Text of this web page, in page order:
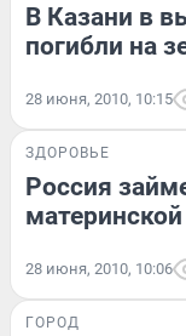
В Казани в
погибли на
28 июня, 2010, 10:15
ЗДОРОВЬЕ
Россия
28 июня, 2010, 10:06
ГОРОД